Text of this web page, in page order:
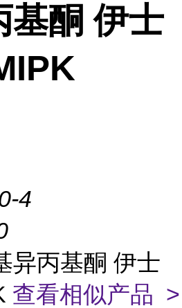
基酮 伊士
4
异丙基酮 伊士
查看相似产品 >